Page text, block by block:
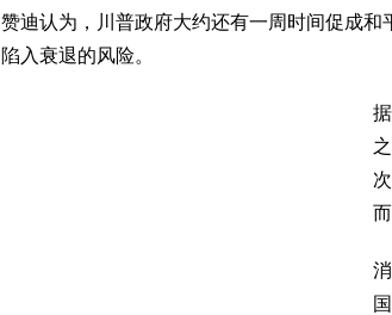
赞迪认为，川普政府大约还有一周时间促成
陷入衰退的风险。